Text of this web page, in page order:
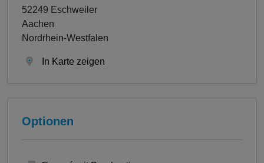
52249 Eschweiler
Aachen
Nordrhein-Westfalen
In Karte zeigen
Optionen